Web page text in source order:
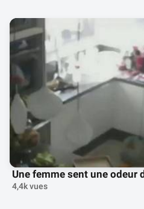
Une femme sent une odeur
4,4k vues